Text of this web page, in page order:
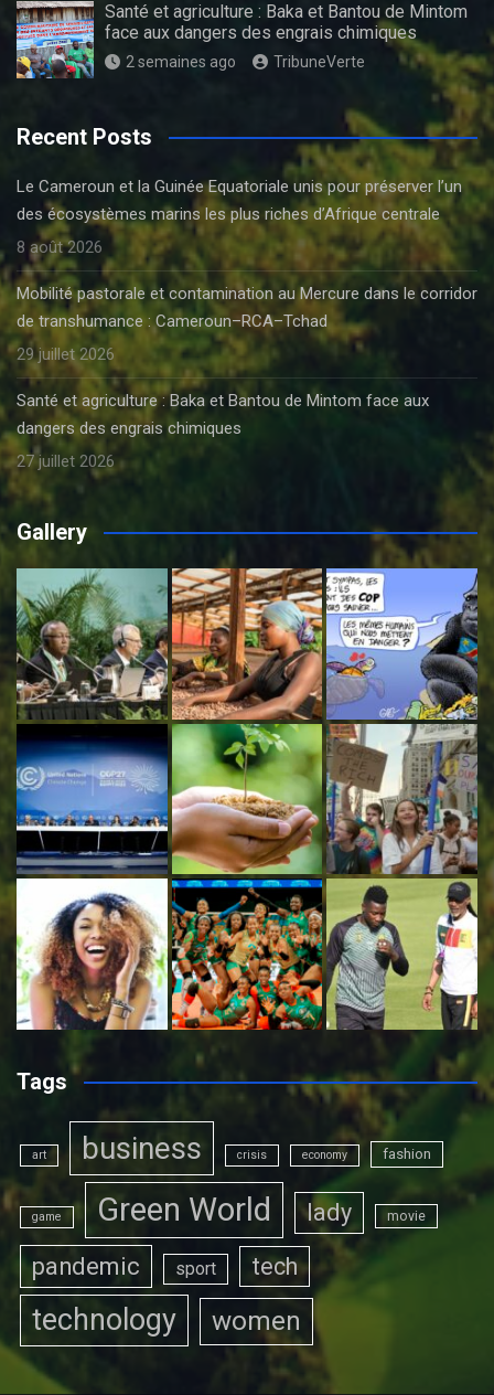
Santé et agriculture : Baka et Bantou de Mintom
face aux dangers des engrais chimiques
2 semaines ago TribuneVerte
Recent Posts
Le Cameroun et la Guinée Equatoriale unis pour préserver l’un
des écosystèmes marins les plus riches d’Afrique centrale
8 août 2026
Mobilité pastorale et contamination au Mercure dans le corridor
de transhumance : Cameroun–RCA–Tchad
29 juillet 2026
Santé et agriculture : Baka et Bantou de Mintom face aux
dangers des engrais chimiques
27 juillet 2026
Gallery
Tags
art business crisis economy fashion
game Green World lady movie
pandemic sport tech
technology women